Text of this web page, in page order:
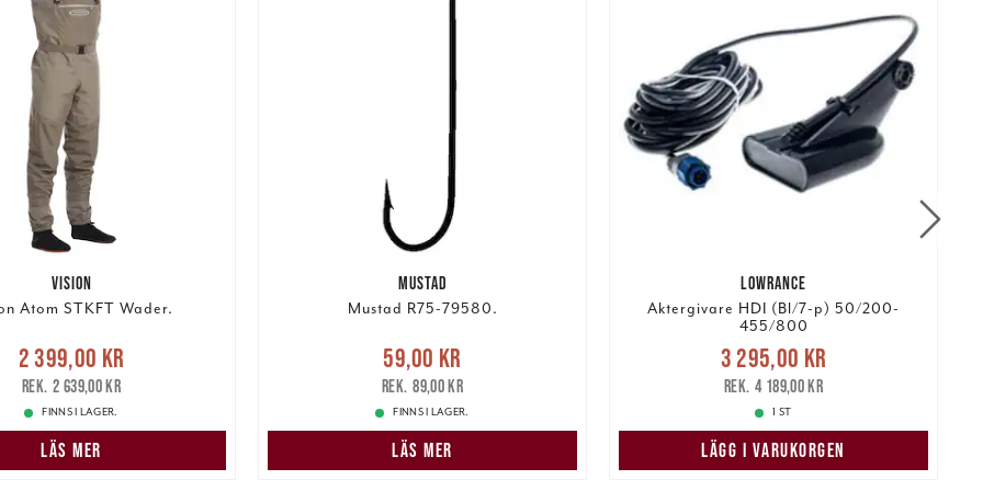
VISION
Atom STKFT Wader.
Nuvarande pris
krTidigare pris
2 639,00 kr
2 399,00 kr
2 639,00 kr
FINNS I LAGER.
LÄS MER
MUSTAD
Mustad R75-79580.
Nuvarande pris :59,00 kr
pris: 89,00 kr
59,00 kr
89,00 kr
FINNS I LAGER.
LÄS MER
LOWRANCE
Aktergivare HDI (Bl/7-p) 50/200-
455/800
Nuvarande pris
3 295,00 krTidigare pris
4 189,00 kr
3 295,00 kr
4 189,00 kr
1 ST
LÄGG I VARUKORGEN